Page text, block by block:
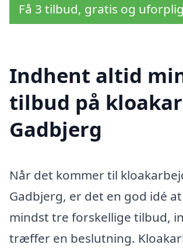
Få 3 tilbud, gratis og
Indhent altid
tilbud på
Gadbjerg
Når det kommer til
Gadbjerg, er det en god idé
mindst tre forskellige tilbud,
træffer en beslutning.